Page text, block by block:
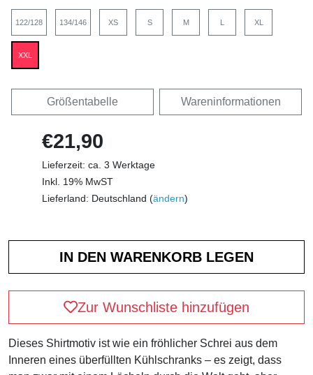
122/128 134/146 XS S M L XL
XXL
Größentabelle Wareninformationen
€21,90
Lieferzeit: ca. 3 Werktage
Inkl. 19% MwST
Lieferland: Deutschland (ändern)
Zur Wunschliste hinzufügen
Dieses Shirtmotiv ist wie ein fröhlicher Schrei aus dem
Inneren eines überfüllten Kühlschranks – es zeigt, dass